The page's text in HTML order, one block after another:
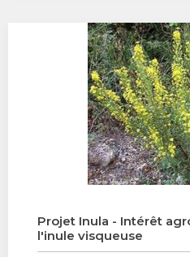
Projet Inula - Intérêt
l'inule visqueuse